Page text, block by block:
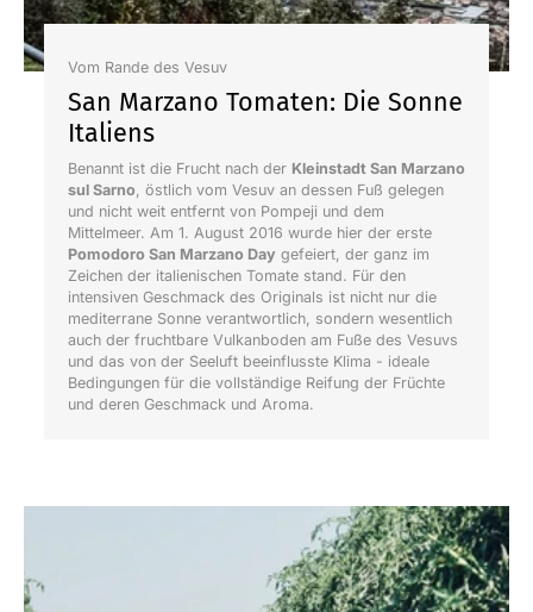
Vom Rande des Vesuv
San Marzano Tomaten: Die Sonne
Italiens
Benannt ist die Frucht nach der Kleinstadt San Marzano
sul Sarno, östlich vom Vesuv an dessen Fuß gelegen
und nicht weit entfernt von Pompeji und dem
Mittelmeer. Am 1. August 2016 wurde hier der erste
Pomodoro San Marzano Day gefeiert, der ganz im
Zeichen der italienischen Tomate stand. Für den
intensiven Geschmack des Originals ist nicht nur die
mediterrane Sonne verantwortlich, sondern wesentlich
auch der fruchtbare Vulkanboden am Fuße des Vesuvs
und das von der Seeluft beeinflusste Klima - ideale
Bedingungen für die vollständige Reifung der Früchte
und deren Geschmack und Aroma.